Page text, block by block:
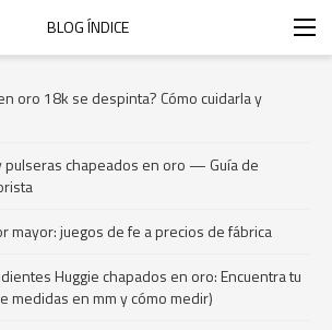
BLOG ÍNDICE
oro 18k se despinta? Cómo cuidarla y
chapeados en oro — Guía de
mayor: juegos de fe a precios de fábrica
Huggie chapados en oro: Encuentra tu
medidas en mm y cómo medir)